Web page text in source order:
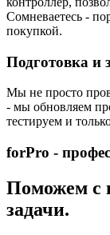
Сомневаетесь -
покупкой.
Подготовка и
Мы не просто
- мы обновляем
тестируем и
forPro -
Поможем с
задачи.